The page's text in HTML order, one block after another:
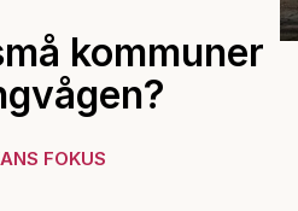
kommuner
FOKUS